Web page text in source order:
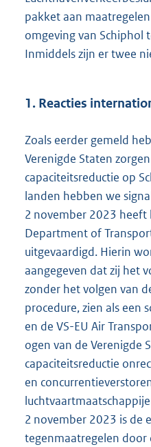
pakket aan
omgeving van Schiphol
Inmiddels zijn er twee
1. Reacties
Zoals eerder gemeld
Verenigde Staten
capaciteitsreductie op
landen hebben we
2 november 2023 heeft
Department of
uitgevaardigd. Hierin
aangegeven dat zij het
zonder het volgen van
procedure, zien als een
en de VS-EU Air
ogen van de Verenigde
capaciteitsreductie
en
2 november 2023 is de
tegenmaatregelen door